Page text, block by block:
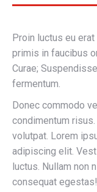
Proin luctus eu
primis in faucibus
Curae;
fermentum.
Donec commodo
condimentum
volutpat. Lorem
adipiscing elit.
luctus. Nullam non
consequat egestas!